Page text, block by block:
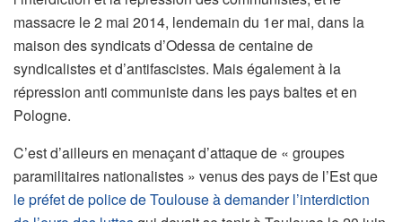
massacre le 2 mai 2014, lendemain du 1er mai, dans la
maison des syndicats d’Odessa de centaine de
syndicalistes et d’antifascistes. Mais également à la
répression anti communiste dans les pays baltes et en
Pologne.
C’est d’ailleurs en menaçant d’attaque de « groupes
paramilitaires nationalistes » venus des pays de l’Est que
le préfet de police de Toulouse à demander l’interdiction